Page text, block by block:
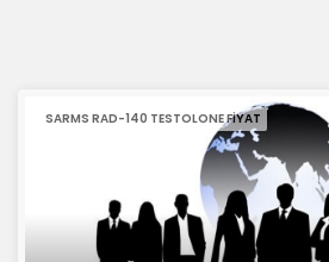
SARMS RAD-140 TESTOLONE FIYAT